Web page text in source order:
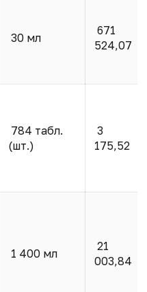
30 мл
671
524,07
784 табл.
(шт.)
3
175,52
1 400 мл
21
003,84